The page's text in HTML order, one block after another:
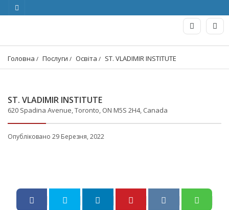
Головна Послуги Освіта ST. VLADIMIR INSTITUTE
ST. VLADIMIR INSTITUTE
620 Spadina Avenue, Toronto, ON M5S 2H4, Canada
Опубліковано 29 Березня, 2022